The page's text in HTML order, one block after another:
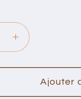
Augmenter
la
quantité
Soopa
Ajouter